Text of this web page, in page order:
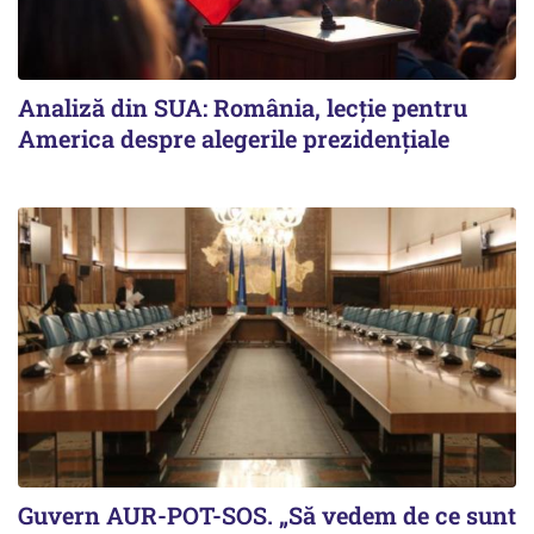
Analiză din SUA: România, lecție pentru
America despre alegerile prezidențiale
Guvern AUR-POT-SOS. „Să vedem de ce sunt